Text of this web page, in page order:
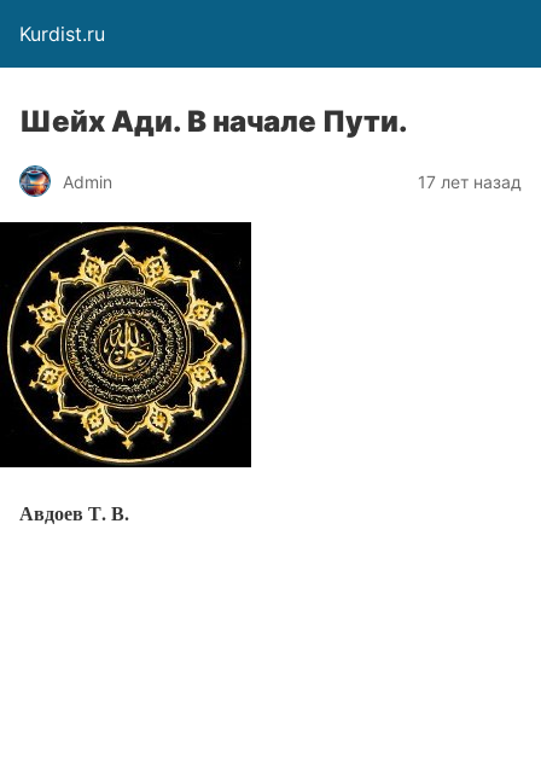
Kurdist.ru
Шейх Ади. В начале Пути.
Admin 17 лет назад
Авдоев Т. В.